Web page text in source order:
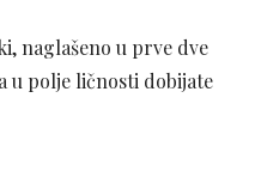
naglašeno u prve dve
u polje ličnosti dobijate